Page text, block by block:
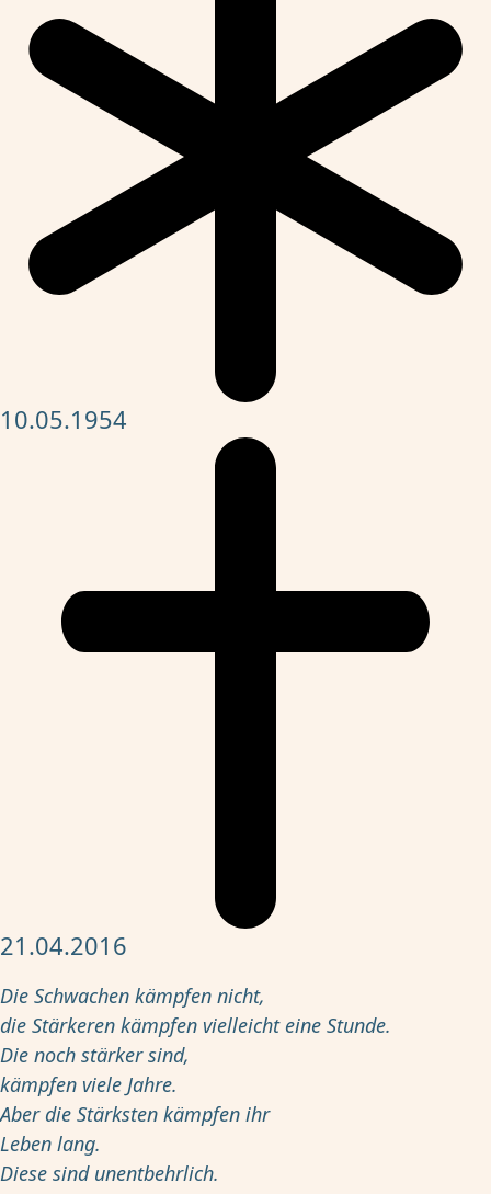
10.05.1954
21.04.2016
Die Schwachen kämpfen nicht,
die Stärkeren kämpfen vielleicht eine Stunde.
Die noch stärker sind,
kämpfen viele Jahre.
Aber die Stärksten kämpfen ihr
Leben lang.
Diese sind unentbehrlich.